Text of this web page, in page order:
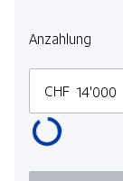
Anzahlung
CHF